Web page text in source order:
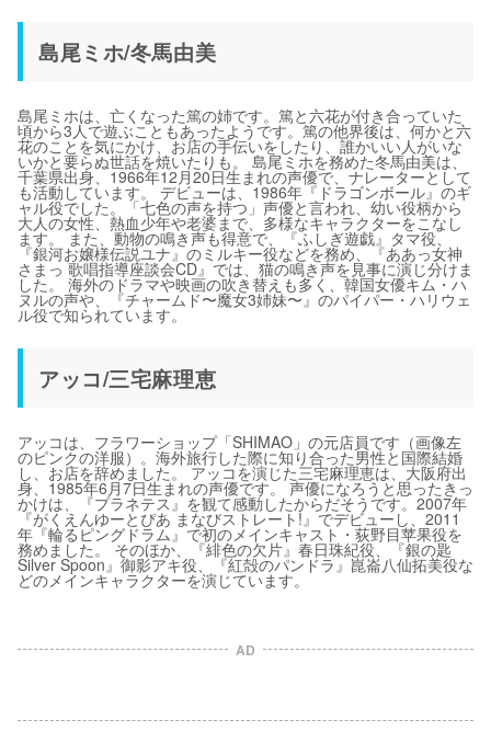
島尾ミホ/冬馬由美
島尾ミホは、亡くなった篤の姉です。篤と六花が付き合っていた
頃から3人で遊ぶこともあったようです。篤の他界後は、何かと六
花のことを気にかけ、お店の手伝いをしたり、誰かいい人がいな
いかと要らぬ世話を焼いたりも。 島尾ミホを務めた冬馬由美は、
千葉県出身、1966年12月20日生まれの声優で、ナレーターとして
も活動しています。 デビューは、1986年『ドラゴンボール』のギ
ャル役でした。「七色の声を持つ」声優と言われ、幼い役柄から
大人の女性、熱血少年や老婆まで、多様なキャラクターをこなし
ます。 また、動物の鳴き声も得意で、『ふしぎ遊戯』タマ役、
『銀河お嬢様伝説ユナ』のミルキー役などを務め、『ああっ女神
さまっ 歌唱指導座談会CD』では、猫の鳴き声を見事に演じ分けま
した。 海外のドラマや映画の吹き替えも多く、韓国女優キム・ハ
ヌルの声や、『チャームド〜魔女3姉妹〜』のパイパー・ハリウェ
ル役で知られています。
アッコ/三宅麻理恵
アッコは、フラワーショップ「SHIMAO」の元店員です（画像左
のピンクの洋服）。海外旅行した際に知り合った男性と国際結婚
し、お店を辞めました。 アッコを演じた三宅麻理恵は、大阪府出
身、1985年6月7日生まれの声優です。 声優になろうと思ったきっ
かけは、『プラネテス』を観て感動したからだそうです。2007年
『がくえんゆーとぴあ まなびストレート!』でデビューし、2011
年『輪るピングドラム』で初のメインキャスト・荻野目苹果役を
務めました。 そのほか、『緋色の欠片』春日珠紀役、『銀の匙
Silver Spoon』御影アキ役、『紅殻のパンドラ』崑崙八仙拓美役な
どのメインキャラクターを演じています。
AD